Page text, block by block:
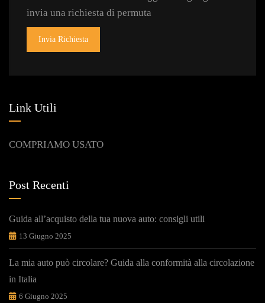
invia una richiesta di permuta
Invia Richiesta
Link Utili
COMPRIAMO USATO
Post Recenti
Guida all’acquisto della tua nuova auto: consigli utili
13 Giugno 2025
La mia auto può circolare? Guida alla conformità alla circolazione
in Italia
6 Giugno 2025